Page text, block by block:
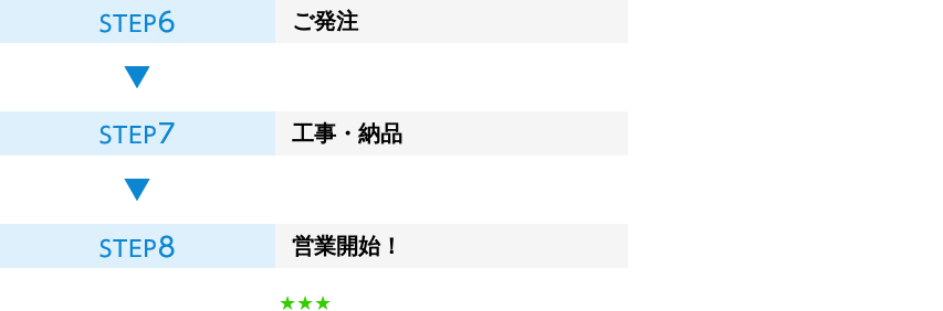
ご発注
工事・納品
営業開始！
★★★